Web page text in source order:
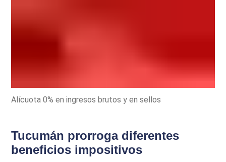
Alícuota 0% en ingresos brutos y en sellos
Tucumán prorroga diferentes
beneficios impositivos